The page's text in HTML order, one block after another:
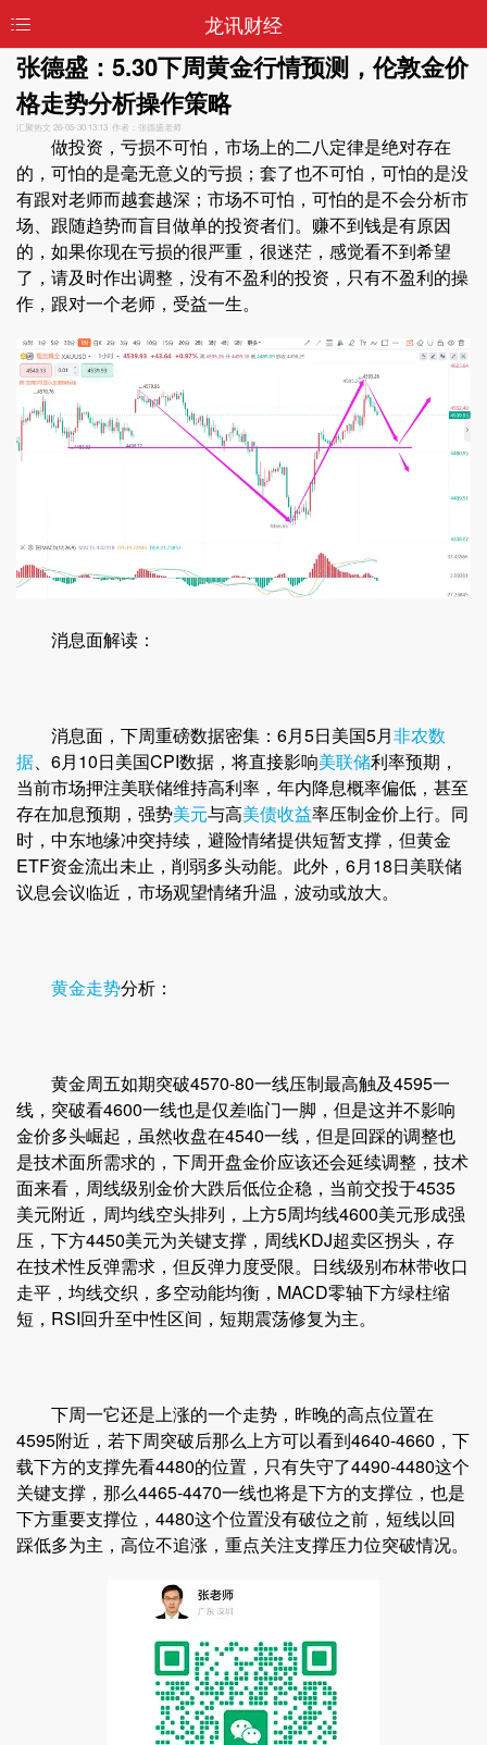
龙讯财经
张德盛：5.30下周黄金行情预测，伦敦金价
格走势分析操作策略
汇聚热文 26-05-30 13:13 作者：张德盛老师
做投资，亏损不可怕，市场上的二八定律是绝对存在
的，可怕的是毫无意义的亏损；套了也不可怕，可怕的是没
有跟对老师而越套越深；市场不可怕，可怕的是不会分析市
场、跟随趋势而盲目做单的投资者们。赚不到钱是有原因
的，如果你现在亏损的很严重，很迷茫，感觉看不到希望
了，请及时作出调整，没有不盈利的投资，只有不盈利的操
作，跟对一个老师，受益一生。
消息面解读：
消息面，下周重磅数据密集：6月5日美国5月非农数
据、6月10日美国CPI数据，将直接影响美联储利率预期，
当前市场押注美联储维持高利率，年内降息概率偏低，甚至
存在加息预期，强势美元与高美债收益率压制金价上行。同
时，中东地缘冲突持续，避险情绪提供短暂支撑，但黄金
ETF资金流出未止，削弱多头动能。此外，6月18日美联储
议息会议临近，市场观望情绪升温，波动或放大。
黄金走势分析：
黄金周五如期突破4570-80一线压制最高触及4595一
线，突破看4600一线也是仅差临门一脚，但是这并不影响
金价多头崛起，虽然收盘在4540一线，但是回踩的调整也
是技术面所需求的，下周开盘金价应该还会延续调整，技术
面来看，周线级别金价大跌后低位企稳，当前交投于4535
美元附近，周均线空头排列，上方5周均线4600美元形成强
压，下方4450美元为关键支撑，周线KDJ超卖区拐头，存
在技术性反弹需求，但反弹力度受限。日线级别布林带收口
走平，均线交织，多空动能均衡，MACD零轴下方绿柱缩
短，RSI回升至中性区间，短期震荡修复为主。
下周一它还是上涨的一个走势，昨晚的高点位置在
4595附近，若下周突破后那么上方可以看到4640-4660，下
载下方的支撑先看4480的位置，只有失守了4490-4480这个
关键支撑，那么4465-4470一线也将是下方的支撑位，也是
下方重要支撑位，4480这个位置没有破位之前，短线以回
踩低多为主，高位不追涨，重点关注支撑压力位突破情况。